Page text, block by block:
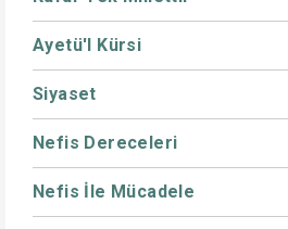
Ayetü'l Kürsi
Siyaset
Nefis Dereceleri
Nefis İle Mücadele